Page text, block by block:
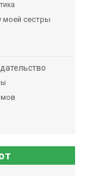
моей сестры